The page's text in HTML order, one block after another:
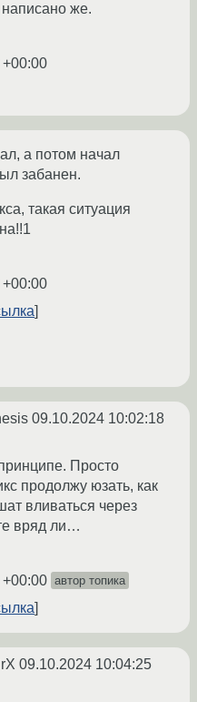
же.
а потом начал
забанен.
такая ситуация
09.10.2024 10:02:18
Просто
продолжу юзать, как
вливаться через
вряд ли…
автор топика
09.10.2024 10:04:25